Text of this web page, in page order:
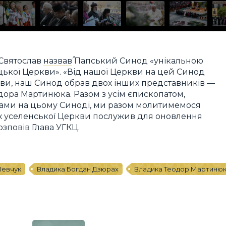
назвавПапський Синод «унікальною
Церкви». «Від нашої Церкви на цей Синод
наш Синод обрав двох інших представників —
Мартинюка. Разом з усім єпископатом,
на цьому Синоді, ми разом молитимемося
Церкви послужив для оновлення
Глава УГКЦ.
Владика Богдан Дзюрах Владика Теодор Мартинюк